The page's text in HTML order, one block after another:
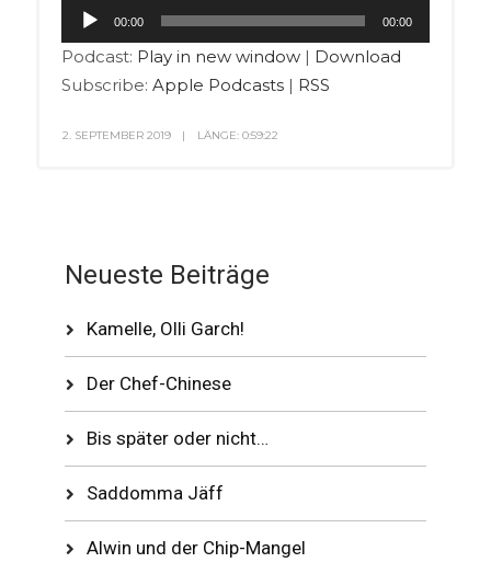
Audio-
Player
00:00 00:00
Podcast: Play in new window| Download
Subscribe: Apple Podcasts| RSS
2. SEPTEMBER 2019 LÄNGE: 0:59:22
Neueste Beiträge
Kamelle, Olli Garch!
Der Chef-Chinese
Bis später oder nicht…
Saddomma Jäff
Alwin und der Chip-Mangel